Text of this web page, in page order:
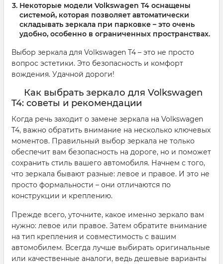
Некоторые модели Volkswagen T4 оснащены
системой, которая позволяет автоматически
складывать зеркала при парковке – это очень
удобно, особенно в ограниченных пространствах.
Выбор зеркала для Volkswagen T4 – это не просто
вопрос эстетики. Это безопасность и комфорт
вождения. Удачной дороги!
Как выбрать зеркало для Volkswagen
T4: советы и рекомендации
Когда речь заходит о замене зеркала на Volkswagen
T4, важно обратить внимание на несколько ключевых
моментов. Правильный выбор зеркала не только
обеспечит вам безопасность на дороге, но и поможет
сохранить стиль вашего автомобиля. Начнем с того,
что зеркала бывают разные: левое и правое. И это не
просто формальности – они отличаются по
конструкции и креплению.
Прежде всего, уточните, какое именно зеркало вам
нужно: левое или правое. Затем обратите внимание
на тип крепления и совместимость с вашим
автомобилем. Всегда лучше выбирать оригинальные
или качественные аналоги, ведь дешевые варианты